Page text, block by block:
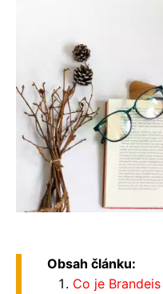
Obsah článku:
Co je